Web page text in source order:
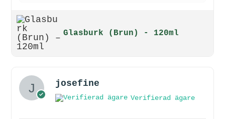
Glasburk (Brun) - 120ml
josefine
Verifierad ägare